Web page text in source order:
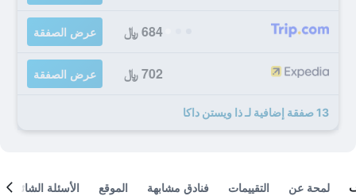
684 ﷼ عرض الصفقة
702 ﷼ عرض الصفقة
13 صفقة إضافية لـ ذا ويستن داكا
لمحة عن التقييمات فنادق مشابهة الموقع الأسئلة الشائعة